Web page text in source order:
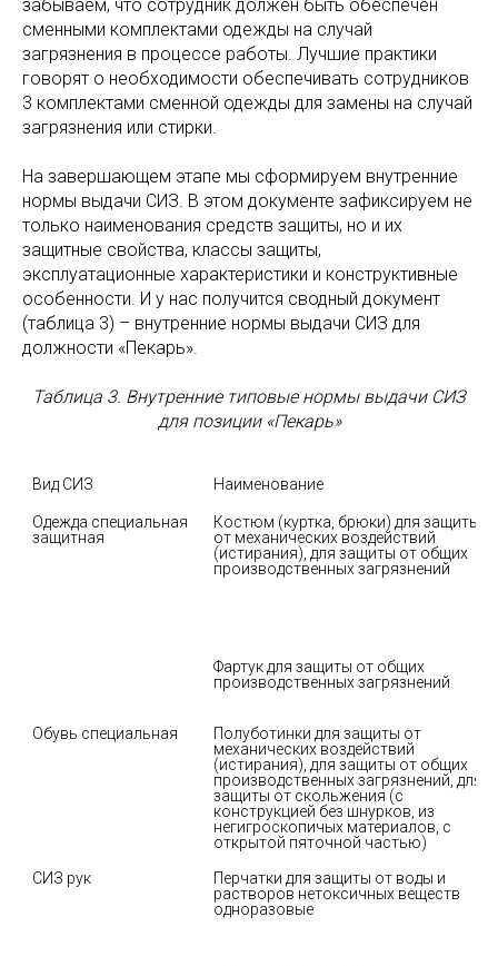
забываем, что сотрудник должен быть обеспечен
сменными комплектами одежды на случай
загрязнения в процессе работы. Лучшие практики
говорят о необходимости обеспечивать сотрудников
3 комплектами сменной одежды для замены на случай
загрязнения или стирки.
На завершающем этапе мы сформируем внутренние
нормы выдачи СИЗ. В этом документе зафиксируем не
только наименования средств защиты, но и их
защитные свойства, классы защиты,
эксплуатационные характеристики и конструктивные
особенности. И у нас получится сводный документ
(таблица 3) – внутренние нормы выдачи СИЗ для
должности «Пекарь».
Таблица 3. Внутренние типовые нормы выдачи СИЗ
для позиции «Пекарь»
Вид СИЗ Наименование
Одежда специальная
защитная
Костюм (куртка, брюки) для защиты
от механических воздействий
(истирания), для защиты от общих
производственных загрязнений
Фартук для защиты от общих
производственных загрязнений
Обувь специальная
Полуботинки для защиты от
механических воздействий
(истирания), для защиты от общих
производственных загрязнений, для
защиты от скольжения (с
конструкцией без шнурков, из
негигроскопичых материалов, с
открытой пяточной частью)
СИЗ рук
Перчатки для защиты от воды и
растворов нетоксичных веществ
одноразовые